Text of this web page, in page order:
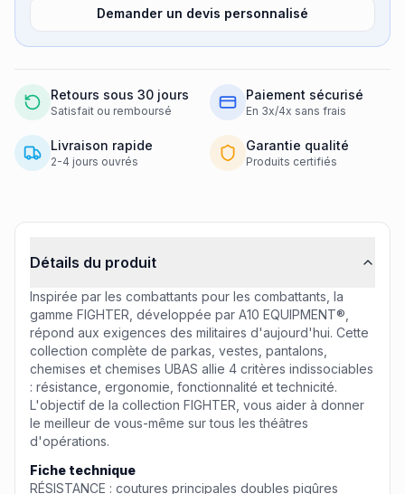
Demander un devis personnalisé
Retours sous 30 jours
Satisfait ou remboursé
Paiement sécurisé
En 3x/4x sans frais
Livraison rapide
2-4 jours ouvrés
Garantie qualité
Produits certifiés
Détails du produit
Inspirée par les combattants pour les combattants, la
gamme FIGHTER, développée par A10 EQUIPMENT®,
répond aux exigences des militaires d'aujourd'hui. Cette
collection complète de parkas, vestes, pantalons,
chemises et chemises UBAS allie 4 critères indissociables
: résistance, ergonomie, fonctionnalité et technicité.
L'objectif de la collection FIGHTER, vous aider à donner
le meilleur de vous-même sur tous les théâtres
d'opérations.
Fiche technique
RÉSISTANCE : coutures principales doubles piqûres